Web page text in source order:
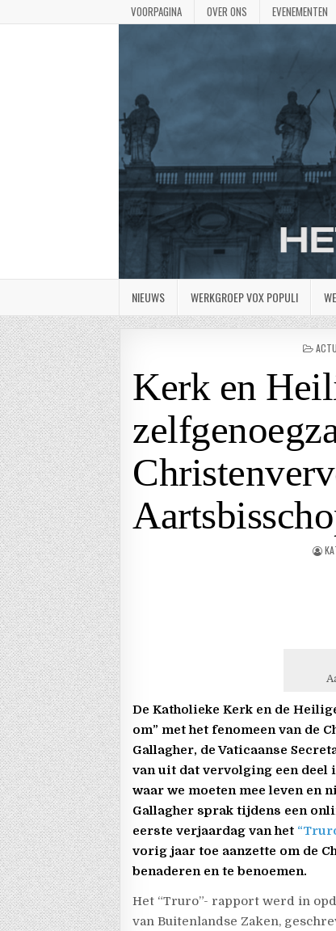
VOORPAGINA OVER ONS EVENEMENTEN
NIEUWS WERKGROEP VOX POPULI
Kerk en
De Katholieke Kerk en de
om” met het fenomeen van de
Gallagher, de Vaticaanse
van uit dat vervolging een deel
waar we moeten mee leven en
Gallagher sprak tijdens een
eerste verjaardag van het
vorig jaar toe aanzette om de
benaderen en te benoemen.
Het “Truro”- rapport werd in
van Buitenlandse Zaken,